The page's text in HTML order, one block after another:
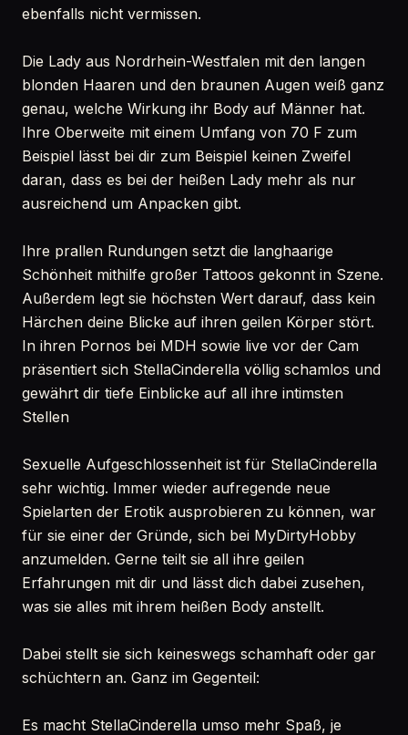
ebenfalls nicht vermissen.
Die Lady aus Nordrhein-Westfalen mit den langen
blonden Haaren und den braunen Augen weiß ganz
genau, welche Wirkung ihr Body auf Männer hat.
Ihre Oberweite mit einem Umfang von 70 F zum
Beispiel lässt bei dir zum Beispiel keinen Zweifel
daran, dass es bei der heißen Lady mehr als nur
ausreichend um Anpacken gibt.
Ihre prallen Rundungen setzt die langhaarige
Schönheit mithilfe großer Tattoos gekonnt in Szene.
Außerdem legt sie höchsten Wert darauf, dass kein
Härchen deine Blicke auf ihren geilen Körper stört.
In ihren Pornos bei MDH sowie live vor der Cam
präsentiert sich StellaCinderella völlig schamlos und
gewährt dir tiefe Einblicke auf all ihre intimsten
Stellen
Sexuelle Aufgeschlossenheit ist für StellaCinderella
sehr wichtig. Immer wieder aufregende neue
Spielarten der Erotik ausprobieren zu können, war
für sie einer der Gründe, sich bei MyDirtyHobby
anzumelden. Gerne teilt sie all ihre geilen
Erfahrungen mit dir und lässt dich dabei zusehen,
was sie alles mit ihrem heißen Body anstellt.
Dabei stellt sie sich keineswegs schamhaft oder gar
schüchtern an. Ganz im Gegenteil:
Es macht StellaCinderella umso mehr Spaß, je